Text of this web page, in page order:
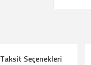
Taksit Seçenekleri